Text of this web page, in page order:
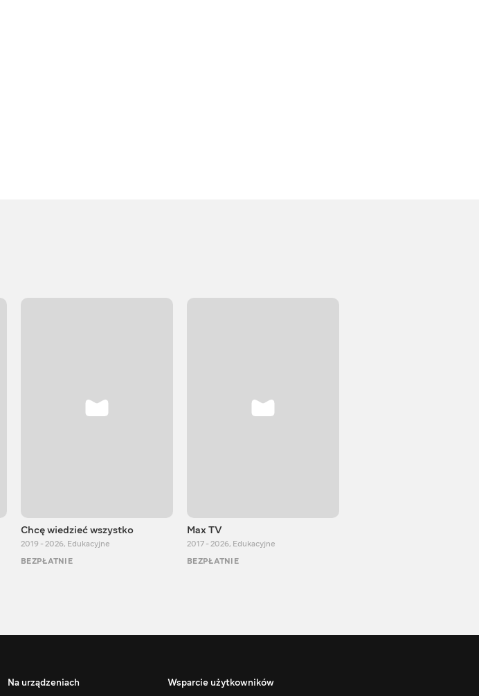
Chcę wiedzieć wszystko
2019 - 2026, Edukacyjne
BEZPŁATNIE
Max TV
2017 - 2026, Edukacyjne
BEZPŁATNIE
Na urządzeniach Wsparcie użytkowników